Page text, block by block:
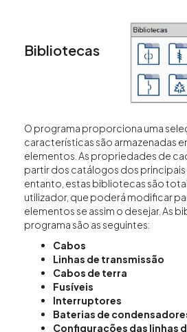
Bibliotecas
O programa proporciona uma
características são armazenadas
elementos. As propriedades de
partir dos catálogos dos
entanto, estas bibliotecas são
utilizador, que poderá modificar
elementos se assim o desejar. As
programa são as seguintes:
Cabos
Linhas de transmissão
Cabos de terra
Fusíveis
Interruptores
Baterias de
Configurações das linhas